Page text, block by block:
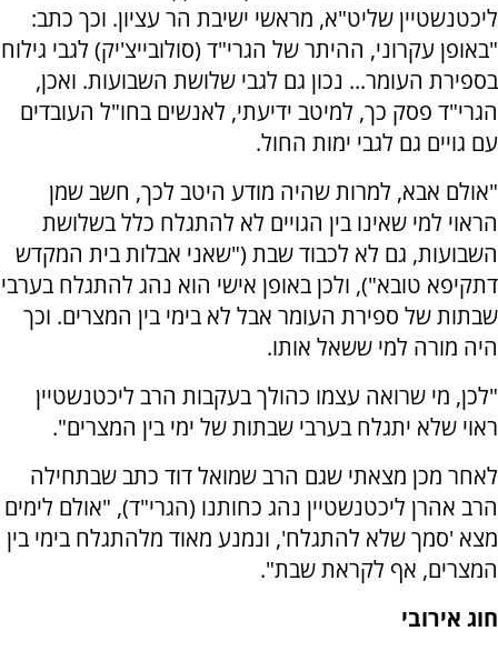
ליכטנשטיין שליט"א, מראשי ישיבת הר עציון. וכך כתב:
"באופן עקרוני, ההיתר של הגרי"ד (סולובייצ'יק) לגבי גילוח
בספירת העומר... נכון גם לגבי שלושת השבועות. ואכן,
הגרי"ד פסק כך, למיטב ידיעתי, לאנשים בחו"ל העובדים
עם גויים גם לגבי ימות החול.
"אולם אבא, למרות שהיה מודע היטב לכך, חשב שמן
הראוי למי שאינו בין הגויים לא להתגלח כלל בשלושת
השבועות, גם לא לכבוד שבת ("שאני אבלות בית המקדש
דתקיפא טובא"), ולכן באופן אישי הוא נהג להתגלח בערבי
שבתות של ספירת העומר אבל לא בימי בין המצרים. וכך
היה מורה למי ששאל אותו.
"לכן, מי שרואה עצמו כהולך בעקבות הרב ליכטנשטיין
ראוי שלא יתגלח בערבי שבתות של ימי בין המצרים".
לאחר מכן מצאתי שגם הרב שמואל דוד כתב שבתחילה
הרב אהרן ליכטנשטיין נהג כחותנו (הגרי"ד), "אולם לימים
מצא 'סמך שלא להתגלח', ונמנע מאוד מלהתגלח בימי בין
המצרים, אף לקראת שבת".
חוג אירובי